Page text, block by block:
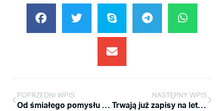
POPRZEDNI WPIS
Od śmiałego pomysłu do realizacji rolkowego marzenia!
NASTĘPNY WPIS
Trwają już zapisy na letnią edycję Amatorskiej Ligi Speed Slalomu